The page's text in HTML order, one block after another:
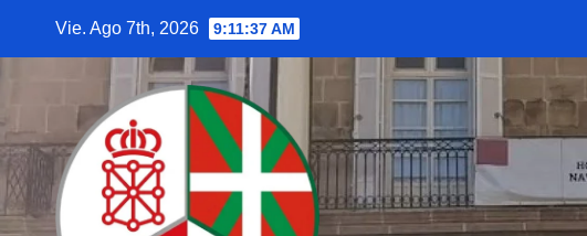
Vie. Ago 7th, 2026 9:11:38 AM